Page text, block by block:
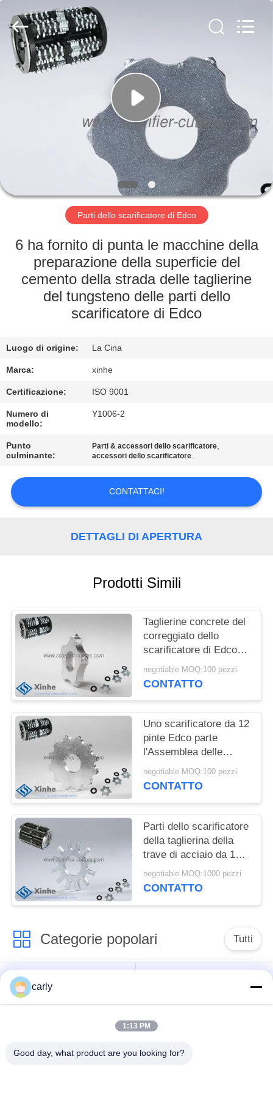
CASA.
SU
DI
VISITA
ALLA
FABBRICA
DELLA
QUALITÀ
CONTATTACI
NOTIZIE
CASI
CHIEDI UN
DEL
SITO
NORME
SULLA
PRIVACY
Industry
Co.,
Ltd..
Rights
Reserved.
Parti dello scarificatore di Edco
6 ha fornito di punta le macchine della
preparazione della superficie del
cemento della strada delle taglierine
del tungsteno delle parti dello
scarificatore di Edco
Luogo di origine: La Cina
Marca: xinhe
Certificazione: ISO 9001
Numero di
modello:
Y1006-2
Punto
culminante:
Parti & accessori dello scarificatore,
accessori dello scarificatore
CONTATTACI!
DETTAGLI DI APERTURA
Prodotti Simili
Taglierine concrete del
correggiato dello
scarificatore di Edco
del tungsteno da 5
pinte sulle piallatrici
negotiable MOQ:100 pezzi
CONTATTO
Uno scarificatore da 12
pinte Edco parte
l'Assemblea delle
taglierine della
lavorazione con utensili
negotiable MOQ:100 pezzi
CONTATTO
Parti dello scarificatore
della taglierina della
trave di acciaio da 12
pinte per il
calcestruzzo leggero
negotiable MOQ:1000 pezzi
CONTATTO
Categorie popolari Tutti
Taglierine dello
scarificatore
Tagliatori PCD
carly
1:13 PM
Good day, what product are you looking for?